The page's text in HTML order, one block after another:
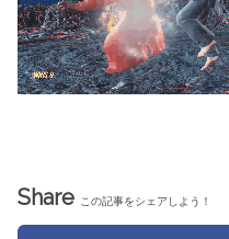
Share この記事をシェアしよう！